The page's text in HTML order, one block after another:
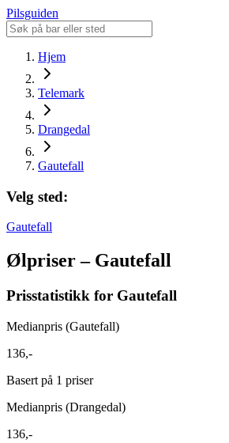
Pilsguiden
Hjem
Telemark
Drangedal
Gautefall
Velg sted:
Gautefall
Ølpriser – Gautefall
Prisstatistikk for Gautefall
Medianpris (Gautefall)
136,-
Basert på 1 priser
Medianpris (Drangedal)
136,-